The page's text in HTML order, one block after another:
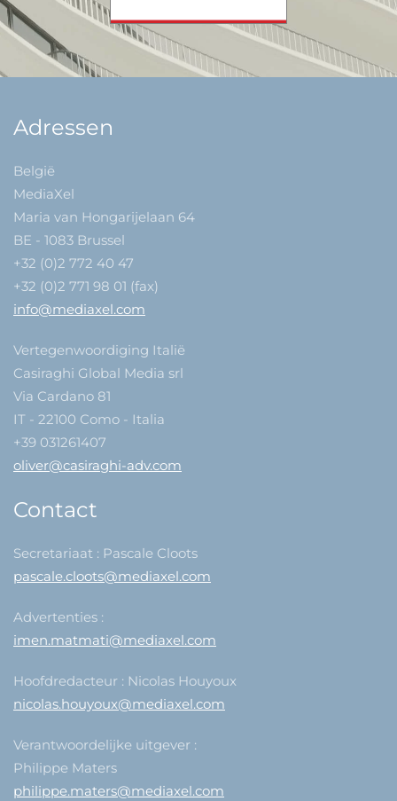
Adressen
België
MediaXel
Maria van Hongarijelaan 64
BE - 1083 Brussel
+32 (0)2 772 40 47
+32 (0)2 771 98 01 (fax)
info@mediaxel.com
Vertegenwoordiging Italië
Casiraghi Global Media srl
Via Cardano 81
IT - 22100 Como - Italia
+39 031261407
oliver@casiraghi-adv.com
Contact
Secretariaat : Pascale Cloots
pascale.cloots@mediaxel.com
Advertenties :
imen.matmati@mediaxel.com
Hoofdredacteur : Nicolas Houyoux
nicolas.houyoux@mediaxel.com
Verantwoordelijke uitgever :
Philippe Maters
philippe.maters@mediaxel.com